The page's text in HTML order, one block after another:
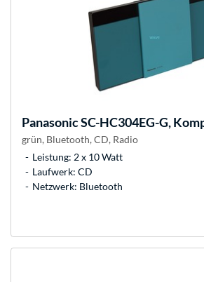
PanasonicSC-HC304EG-G,
grün, Bluetooth, CD, Radio
Leistung: 2 x 10 Watt
Laufwerk: CD
Netzwerk: Bluetooth